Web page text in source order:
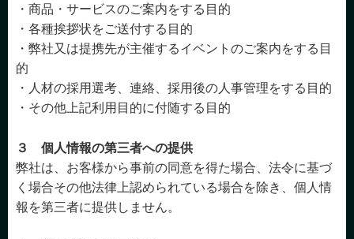
・商品・サービスのご案内をする目的
・各種挨拶状をご送付する目的
・弊社又は提携先が主催するイベントのご案内をする目
的
・人材の採用選考、連絡、採用後の人事管理をする目的
・その他上記利用目的に付随する目的
３ 個人情報の第三者への提供
弊社は、お客様から事前の同意を得た場合、法令に基づ
く場合その他法律上認められている場合を除き、個人情
報を第三者に提供しません。